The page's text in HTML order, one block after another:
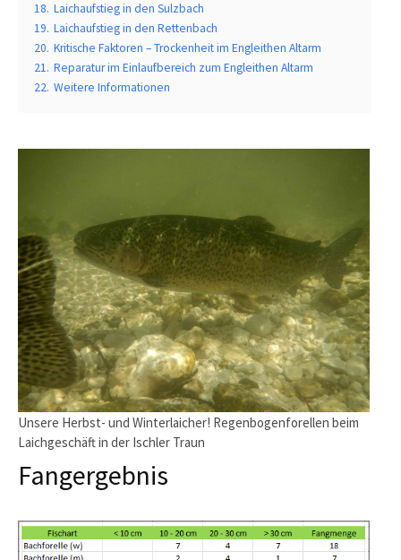
18. Laichaufstieg in den Sulzbach
19. Laichaufstieg in den Rettenbach
20. Kritische Faktoren – Trockenheit im Engleithen Altarm
21. Reparatur im Einlaufbereich zum Engleithen Altarm
22. Weitere Informationen
Unsere Herbst- und Winterlaicher! Regenbogenforellen beim
Laichgeschäft in der Ischler Traun
Fangergebnis